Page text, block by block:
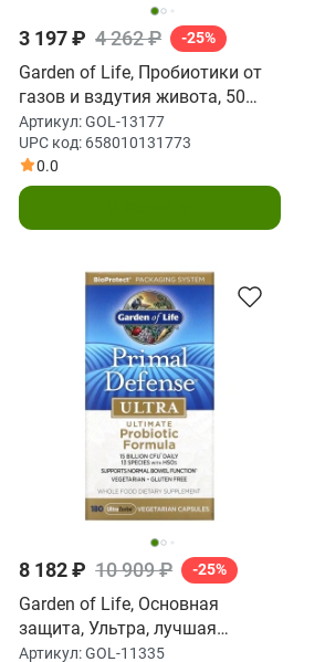
3 197 ₽ 4 262 ₽ -25%
Garden of Life, Пробиотики от
газов и вздутия живота, 50
млрд, 30 вегетарианских
капсул
Артикул:GOL-13177
UPC код: 658010131773
0.0
8 182 ₽ 10 909 ₽ -25%
Garden of Life, Основная
защита, Ультра, лучшая
пробиотическая формула, 180
Артикул:GOL-11335